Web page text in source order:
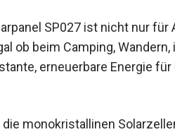
SP027 ist nicht nur
ob beim Camping,
erneuerbare Energie für
monokristallinen